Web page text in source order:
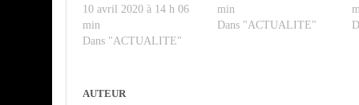
10 avril 2020 à 14 h 06
min
Dans "ACTUALITE"
min
Dans "ACTUALITE"
AUTEUR